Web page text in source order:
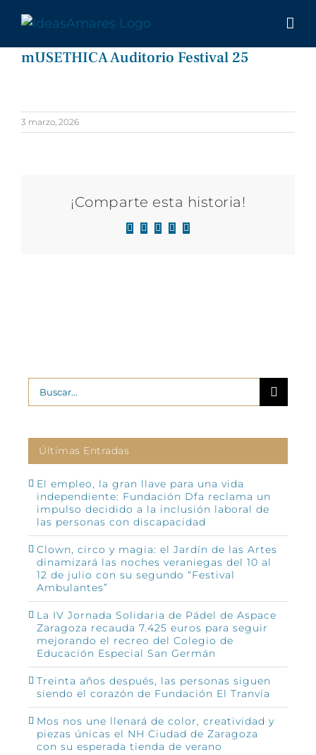
contenido
mUSETHICA Auditorio Festival 25
3 marzo, 2026
¡Comparte esta historia!
Facebook
X LinkedIn
WhatsApp
Correo
Buscar:
Últimas Entradas
El empleo, la gran llave para una vida
independiente: Fundación Dfa reclama un
impulso decidido a la inclusión laboral de
las personas con discapacidad
Clown, circo y magia: el Jardín de las Artes
dinamizará las noches veraniegas del 10 al
12 de julio con su segundo “Festival
Ambulantes”
La IV Jornada Solidaria de Pádel de Aspace
Zaragoza recauda 7.425 euros para seguir
mejorando el recreo del Colegio de
Educación Especial San Germán
Treinta años después, las personas siguen
siendo el corazón de Fundación El Tranvía
Mos nos une llenará de color, creatividad y
piezas únicas el NH Ciudad de Zaragoza
con su esperada tienda de verano